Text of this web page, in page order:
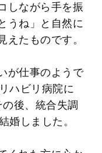
しながら手を振
うね」と自然に
たものです。
が仕事のようで
ハビリ病院に
後、統合失調
婚しました。